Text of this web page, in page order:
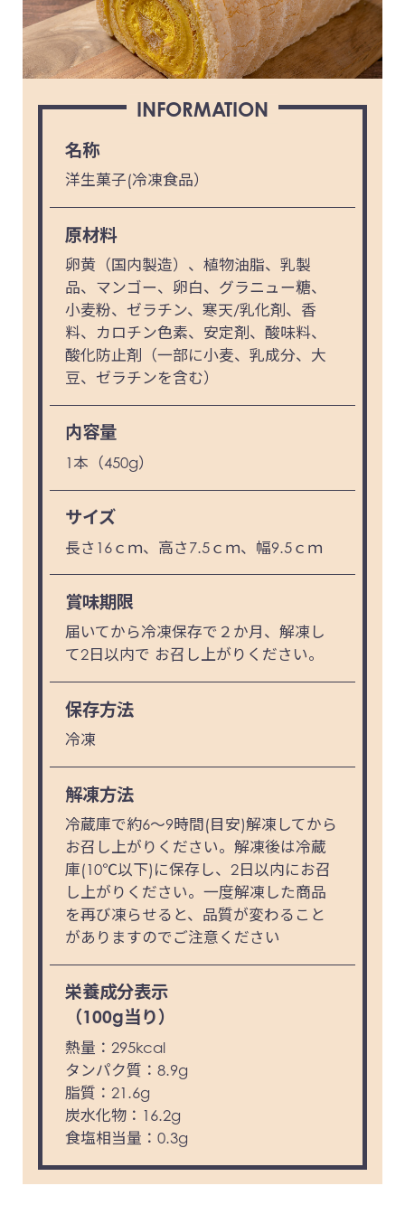
INFORMATION
名称
洋生菓子(冷凍食品）
原材料
卵黄（国内製造）、植物油脂、乳製
品、マンゴー、卵白、グラニュー糖、
小麦粉、ゼラチン、寒天/乳化剤、香
料、カロチン色素、安定剤、酸味料、
酸化防止剤（一部に小麦、乳成分、大
豆、ゼラチンを含む）
内容量
1本（450g）
サイズ
長さ16ｃｍ、高さ7.5ｃｍ、幅9.5ｃｍ
賞味期限
届いてから冷凍保存で２か月、解凍し
て2日以内で お召し上がりください。
保存方法
冷凍
解凍方法
冷蔵庫で約6～9時間(目安)解凍してから
お召し上がりください。解凍後は冷蔵
庫(10℃以下)に保存し、2日以内にお召
し上がりください。一度解凍した商品
を再び凍らせると、品質が変わること
がありますのでご注意ください
栄養成分表示
（100g当り）
熱量：295kcal
タンパク質：8.9g
脂質：21.6g
炭水化物：16.2g
食塩相当量：0.3g